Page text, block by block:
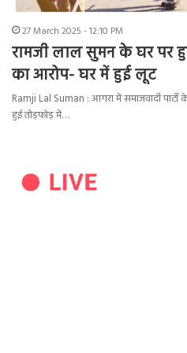
27 March 2025 - 12:10 PM
रामजी लाल सुमन के घर पर
का आरोप- घर में हुई लूट
Ramji Lal Suman : आगरा में समाजवादी
हुई तोड़फोड़ में…